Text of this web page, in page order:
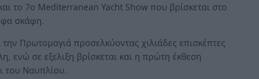
το 7ο Mediterranean Yacht Show που βρίσκεται στο
σκάφη.
Πρωτομαγιά προσελκύοντας χιλιάδες επισκέπτες
ενώ σε εξελιξη βρίσκεται και η πρώτη έκθεση
του Ναυπλίου.